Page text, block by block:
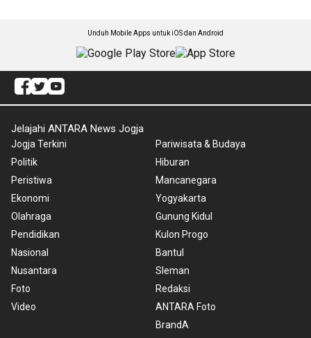
Unduh Mobile Apps untuk iOS dan Android
Jelajahi ANTARA News Jogja
Jogja Terkini
Politik
Peristiwa
Ekonomi
Olahraga
Pendidikan
Nasional
Nusantara
Foto
Video
Pariwisata & Budaya
Hiburan
Mancanegara
Yogyakarta
Gunung Kidul
Kulon Progo
Bantul
Sleman
Redaksi
ANTARA Foto
BrandA